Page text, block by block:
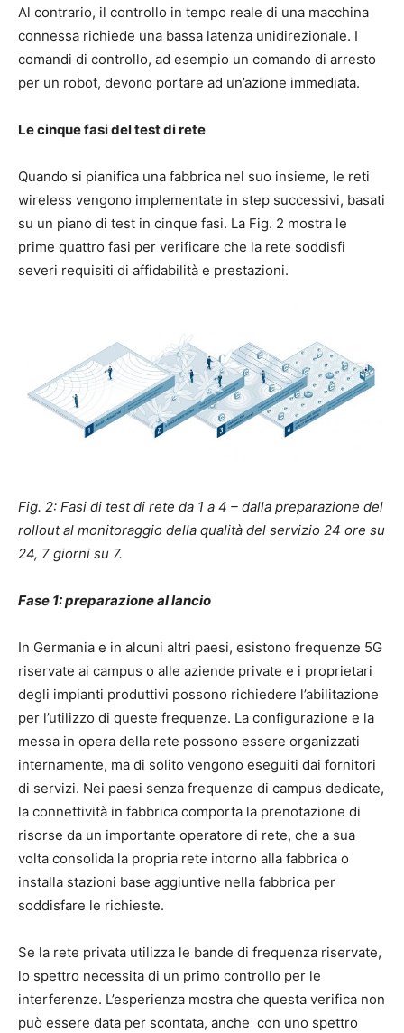
Al contrario, il controllo in tempo reale di una macchina
connessa richiede una bassa latenza unidirezionale. I
comandi di controllo, ad esempio un comando di arresto
per un robot, devono portare ad un’azione immediata.
Le cinque fasi del test di rete
Quando si pianifica una fabbrica nel suo insieme, le reti
wireless vengono implementate in step successivi, basati
su un piano di test in cinque fasi. La Fig. 2 mostra le
prime quattro fasi per verificare che la rete soddisfi
severi requisiti di affidabilità e prestazioni.
Fig. 2: Fasi di test di rete da 1 a 4 – dalla preparazione del
rollout al monitoraggio della qualità del servizio 24 ore su
24, 7 giorni su 7.
Fase 1: preparazione al lancio
In Germania e in alcuni altri paesi, esistono frequenze 5G
riservate ai campus o alle aziende private e i proprietari
degli impianti produttivi possono richiedere l’abilitazione
per l’utilizzo di queste frequenze. La configurazione e la
messa in opera della rete possono essere organizzati
internamente, ma di solito vengono eseguiti dai fornitori
di servizi. Nei paesi senza frequenze di campus dedicate,
la connettività in fabbrica comporta la prenotazione di
risorse da un importante operatore di rete, che a sua
volta consolida la propria rete intorno alla fabbrica o
installa stazioni base aggiuntive nella fabbrica per
soddisfare le richieste.
Se la rete privata utilizza le bande di frequenza riservate,
lo spettro necessita di un primo controllo per le
interferenze. L’esperienza mostra che questa verifica non
può essere data per scontata, anche con uno spettro